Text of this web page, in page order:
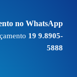
no WhatsApp
19 9.8905-
5888